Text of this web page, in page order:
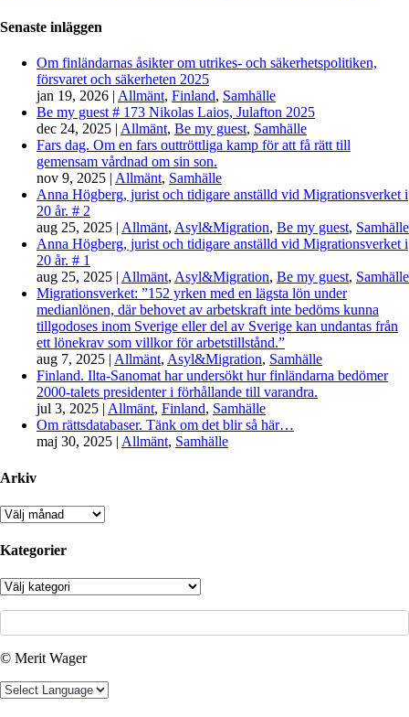
Senaste inläggen
Om finländarnas åsikter om utrikes- och säkerhetspolitiken,
försvaret och säkerheten 2025
jan 19, 2026 | Allmänt, Finland, Samhälle
Be my guest # 173 Nikolas Laios, Julafton 2025
dec 24, 2025 | Allmänt, Be my guest, Samhälle
Fars dag. Om en fars outtröttliga kamp för att få rätt till
gemensam vårdnad om sin son.
nov 9, 2025 | Allmänt, Samhälle
Anna Högberg, jurist och tidigare anställd vid Migrationsverket i
20 år. # 2
aug 25, 2025 | Allmänt, Asyl&Migration, Be my guest, Samhälle
Anna Högberg, jurist och tidigare anställd vid Migrationsverket i
20 år. # 1
aug 25, 2025 | Allmänt, Asyl&Migration, Be my guest, Samhälle
Migrationsverket: ”152 yrken med en lägsta lön under
medianlönen, där behovet av arbetskraft inte bedöms kunna
tillgodoses inom Sverige eller del av Sverige kan undantas från
ett lönekrav som villkor för arbetstillstånd.”
aug 7, 2025 | Allmänt, Asyl&Migration, Samhälle
Finland. Ilta-Sanomat har undersökt hur finländarna bedömer
2000-talets presidenter i förhållande till varandra.
jul 3, 2025 | Allmänt, Finland, Samhälle
Om rättsdatabaser. Tänk om det blir så här…
maj 30, 2025 | Allmänt, Samhälle
Arkiv
Arkiv
Kategorier
Kategorier
© Merit Wager